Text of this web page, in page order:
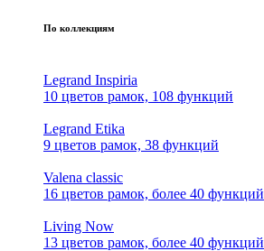
По коллекциям
Legrand Inspiria
10 цветов рамок, 108 функций
Legrand Etika
9 цветов рамок, 38 функций
Valena classic
16 цветов рамок, более 40 функций
Living Now
13 цветов рамок, более 40 функций